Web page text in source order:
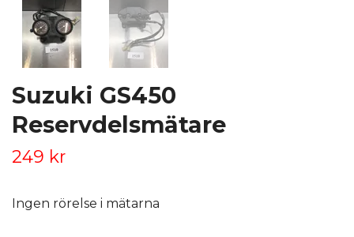
Suzuki GS450
Reservdelsmätare
249 kr
Ingen rörelse i mätarna